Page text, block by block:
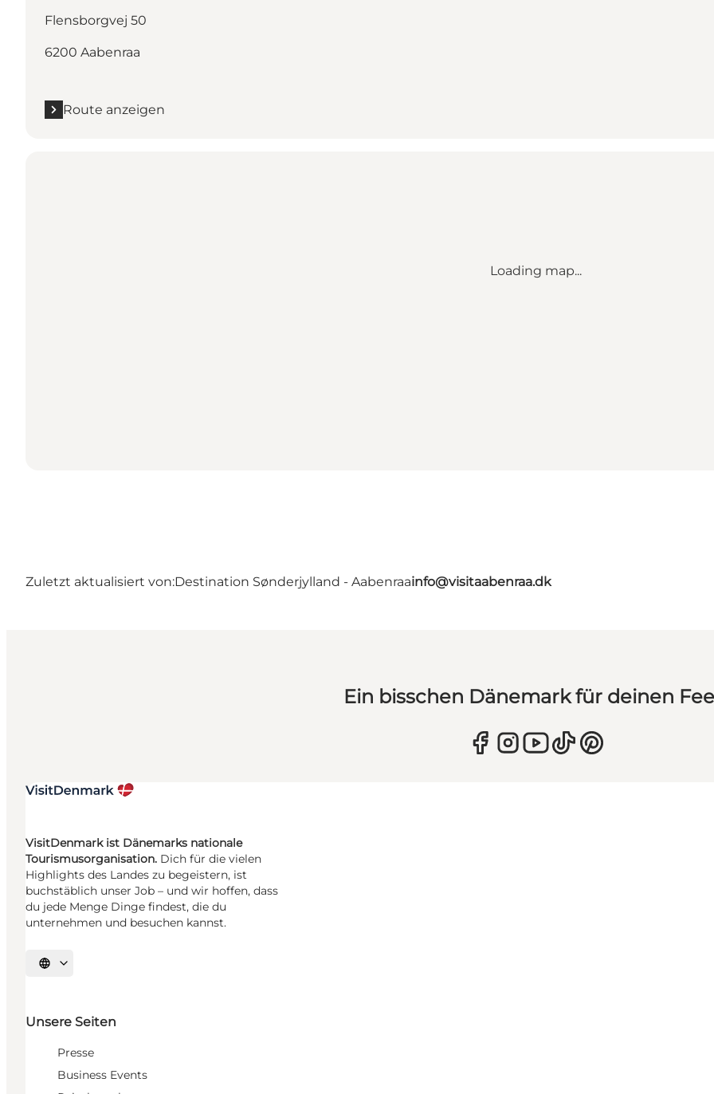
Flensborgvej 50
6200 Aabenraa
Route anzeigen
Loading map...
Zuletzt aktualisiert von:Destination Sønderjylland - Aabenraainfo@visitaabenraa.dk
Ein bisschen Dänemark für deinen
VisitDenmark ist Dänemarks nationale
Tourismusorganisation. Dich für die vielen
Highlights des Landes zu begeistern, ist
buchstäblich unser Job – und wir hoffen, dass
du jede Menge Dinge findest, die du
unternehmen und besuchen kannst.
Sprache auswählen
Unsere Seiten
Presse
Business Events